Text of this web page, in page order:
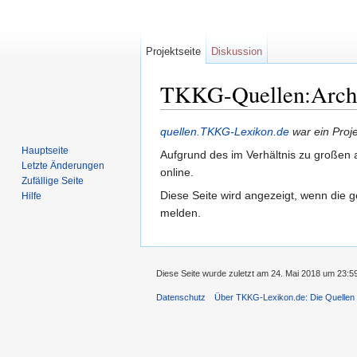
TKKG-
quellen.TKKG-Lexikon.de war ein
Aufgrund des im Verhältnis zu großen
online.
Diese Seite wird angezeigt, wenn die
melden.
Projektseite Diskussion
Hauptseite
Letzte Änderungen
Zufällige Seite
Hilfe
Diese Seite wurde zuletzt am 24. Mai 2018 um
Datenschutz Über TKKG-Lexikon.de: Die